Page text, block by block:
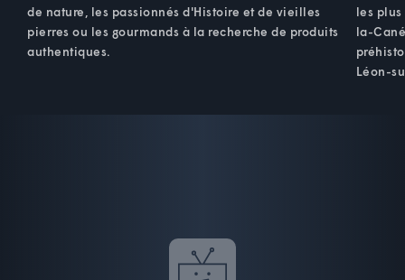
de nature, les passionnés d'Histoire et de vieilles
pierres ou les gourmands à la recherche de produits
authentiques.
les
la-
Léon-